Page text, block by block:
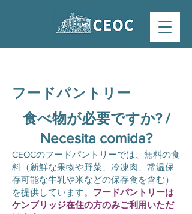
フードパントリー
食べ物が必要ですか? /
Necesita comida?
CEOCのフードパントリーでは、無料の食
料（新鮮な果物や野菜、冷凍肉、常温保
存可能な牛乳や米などの保存食を含む）
を提供しています。 フードパントリーは
ケンブリッジ在住の方のみご利用いただ